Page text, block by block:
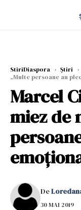
StiriDiaspora › Știri ›
„Multe persoane au
Marcel
miez de
De
30 MAI 2019